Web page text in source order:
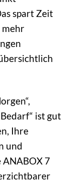
spart Zeit
mehr
Bedarf“ ist gut
Ihre
und
7